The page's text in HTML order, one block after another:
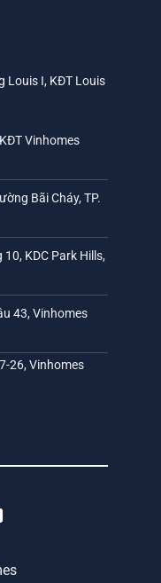
Louis I, KĐT Louis
Vinhomes
Bãi Cháy, TP.
KDC Park Hills,
43, Vinhomes
26, Vinhomes